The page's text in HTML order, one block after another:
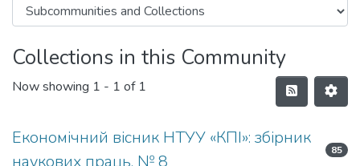
Collections in this Community
Now showing 1 - 1 of 1
Економічний вісник НТУУ «КПІ»: збірник
наукових праць, № 8
85